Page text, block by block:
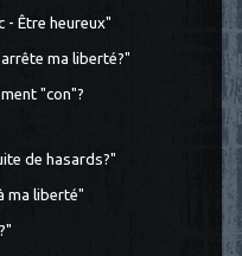
- Être heureux"
ma liberté?"
"con"?
de hasards?"
ma liberté"